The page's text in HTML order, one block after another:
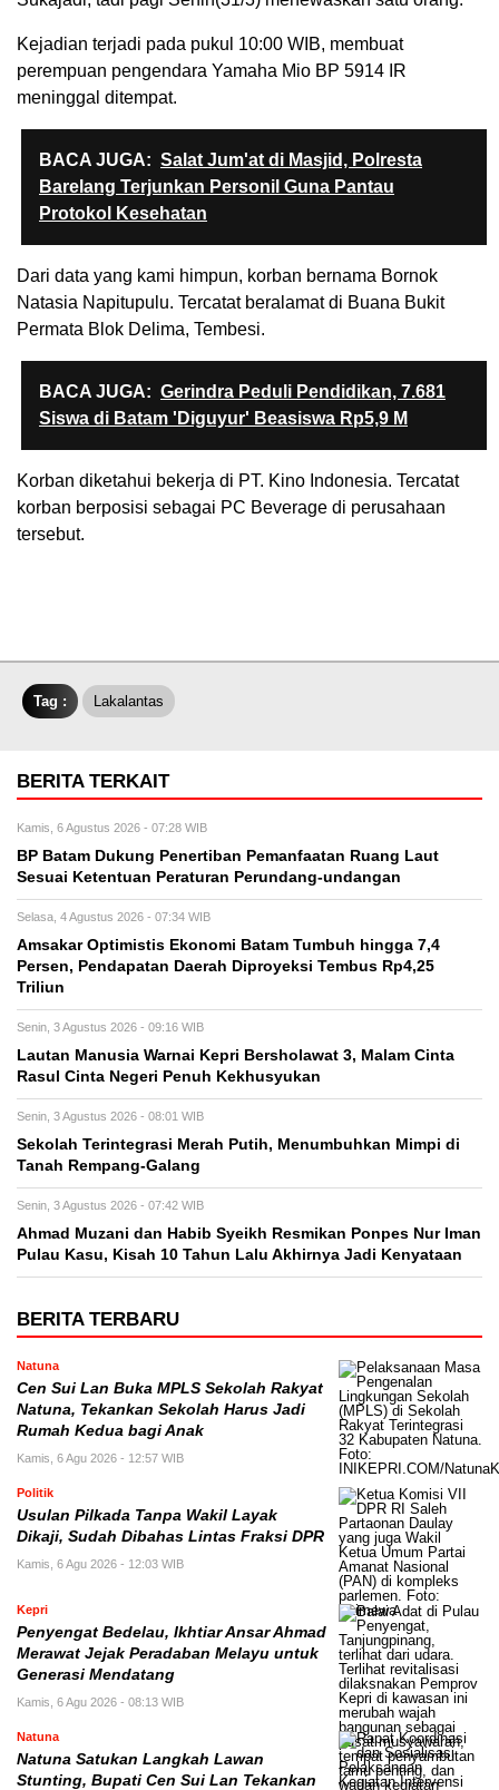
Kejadian terjadi pada pukul 10:00 WIB, membuat
perempuan pengendara Yamaha Mio BP 5914 IR
meninggal ditempat.
BACA JUGA: Salat Jum'at di Masjid, Polresta
Barelang Terjunkan Personil Guna Pantau
Protokol Kesehatan
Dari data yang kami himpun, korban bernama Bornok
Natasia Napitupulu. Tercatat beralamat di Buana Bukit
Permata Blok Delima, Tembesi.
BACA JUGA: Gerindra Peduli Pendidikan, 7.681
Siswa di Batam 'Diguyur' Beasiswa Rp5,9 M
Korban diketahui bekerja di PT. Kino Indonesia. Tercatat
korban berposisi sebagai PC Beverage di perusahaan
tersebut.
Tag : Lakalantas
BERITA TERKAIT
Kamis, 6 Agustus 2026 - 07:28 WIB
BP Batam Dukung Penertiban Pemanfaatan Ruang Laut
Sesuai Ketentuan Peraturan Perundang-undangan
Selasa, 4 Agustus 2026 - 07:34 WIB
Amsakar Optimistis Ekonomi Batam Tumbuh hingga 7,4
Persen, Pendapatan Daerah Diproyeksi Tembus Rp4,25
Triliun
Senin, 3 Agustus 2026 - 09:16 WIB
Lautan Manusia Warnai Kepri Bersholawat 3, Malam Cinta
Rasul Cinta Negeri Penuh Kekhusyukan
Senin, 3 Agustus 2026 - 08:01 WIB
Sekolah Terintegrasi Merah Putih, Menumbuhkan Mimpi di
Tanah Rempang-Galang
Senin, 3 Agustus 2026 - 07:42 WIB
Ahmad Muzani dan Habib Syeikh Resmikan Ponpes Nur Iman
Pulau Kasu, Kisah 10 Tahun Lalu Akhirnya Jadi Kenyataan
BERITA TERBARU
Natuna
Cen Sui Lan Buka MPLS Sekolah Rakyat
Natuna, Tekankan Sekolah Harus Jadi
Rumah Kedua bagi Anak
Kamis, 6 Agu 2026 - 12:57 WIB
Politik
Usulan Pilkada Tanpa Wakil Layak
Dikaji, Sudah Dibahas Lintas Fraksi DPR
Kamis, 6 Agu 2026 - 12:03 WIB
Kepri
Penyengat Bedelau, Ikhtiar Ansar Ahmad
Merawat Jejak Peradaban Melayu untuk
Generasi Mendatang
Kamis, 6 Agu 2026 - 08:13 WIB
Natuna
Natuna Satukan Langkah Lawan
Stunting, Bupati Cen Sui Lan Tekankan